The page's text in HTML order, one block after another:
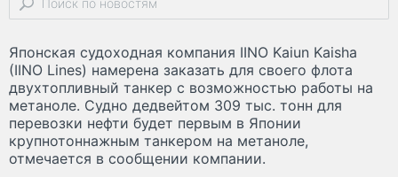
Японская судоходная компания IINO Kaiun Kaisha
(IINO Lines) намерена заказать для своего флота
двухтопливный танкер с возможностью работы на
метаноле. Судно дедвейтом 309 тыс. тонн для
перевозки нефти будет первым в Японии
крупнотоннажным танкером на метаноле,
отмечается в сообщении компании.